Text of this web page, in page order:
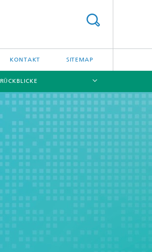
KONTAKT SITEMAP
RÜCKBLICKE
[X]